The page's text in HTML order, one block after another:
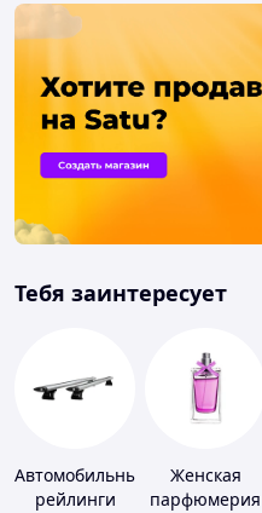
Тебя заинтересует
Автомобильные
рейлинги
Женская
парфюмерия